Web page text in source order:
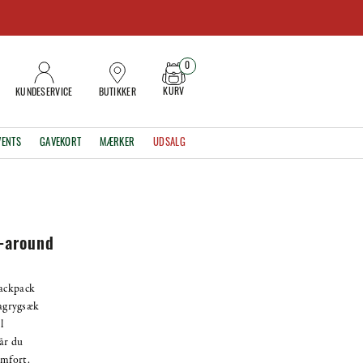
KUNDESERVICE BUTIKKER KURV
0
GAVEKORT MÆRKER UDSALG
du